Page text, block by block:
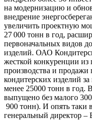
на модернизацию и
внедрение
увеличить проектную
27 000 тонн в год,
первоначальных видов
изделий. ОАО
жесткой конкуренции из
производства и
кондитерских изделий
менее 25000 тонн в год.
выпущено без малого
900 тонн). И опять таки
генеральный директор